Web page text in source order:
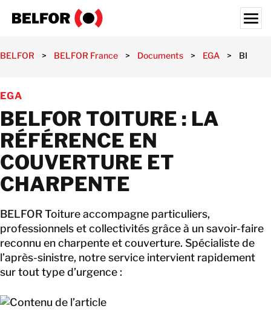
NOS MÉTIERS
ÉTUDE DE CAS
DOCUMENTS
CARRIÈRES
À PROPOS
NOS AGENCES
FRANCE
CONTACT
BELFOR > BELFOR France > Documents > EGA >
EGA
BELFOR TOITURE : LA
RÉFÉRENCE EN
COUVERTURE ET
CHARPENTE
BELFOR Toiture accompagne particuliers,
professionnels et collectivités grâce à un savoir-faire
reconnu en charpente et couverture. Spécialiste de
l’après-sinistre, notre service intervient rapidement
sur tout type d’urgence :